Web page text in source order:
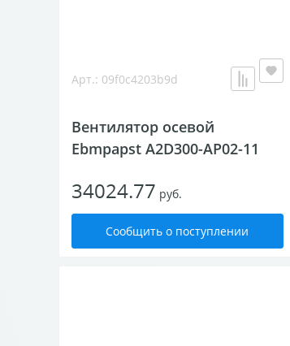
Арт.: 09f0c4203b9d
Вентилятор осевой
Ebmpapst A2D300-AP02-11
34024.77 руб.
Сообщить о поступлении